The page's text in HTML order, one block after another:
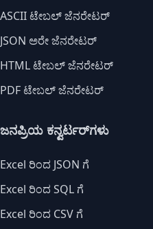
ASCII ಟೇಬಲ್ ಜೆನರೇಟರ್
JSON ಅರೇ ಜೆನರೇಟರ್
HTML ಟೇಬಲ್ ಜೆನರೇಟರ್
PDF ಟೇಬಲ್ ಜೆನರೇಟರ್
ಜನಪ್ರಿಯ ಕನ್ವರ್ಟರ್‌ಗಳು
Excel ರಿಂದ JSON ಗೆ
Excel ರಿಂದ SQL ಗೆ
Excel ರಿಂದ CSV ಗೆ